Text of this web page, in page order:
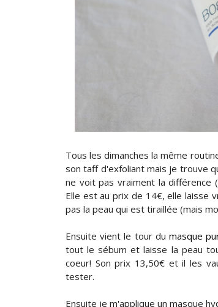
Tous les dimanches la même
son taff d'exfoliant mais je trouve
ne voit pas vraiment la différence
Elle est au prix de 14€, elle laisse
pas la peau qui est tiraillée (mais
Ensuite vient le tour dumasque
tout le sébum et laisse la peau
coeur! Son prix 13,50€ et il les
tester.
Ensuite je m'applique un masque